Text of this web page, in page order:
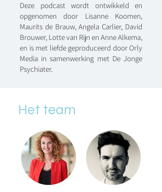
Deze podcast wordt ontwikkeld en
opgenomen door Lisanne Koomen,
Maurits de Brauw, Angela Carlier, David
Brouwer, Lotte van Rijn en Anne Alkema,
en is met liefde geproduceerd door Orly
Media in samenwerking met De Jonge
Psychiater.
Het team